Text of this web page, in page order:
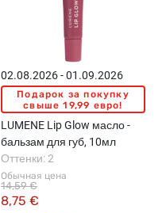
02.08.2026 - 01.09.2026
Подарок за покупку
свыше 19,99 евро!
LUMENE Lip Glow масло -
бальзам для губ, 10мл
Обычная цена
8,75 €
14,59 €
Оттенки: 2